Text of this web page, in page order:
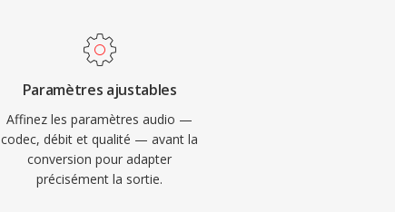
Paramètres ajustables
Affinez les paramètres audio —
codec, débit et qualité — avant la
conversion pour adapter
précisément la sortie.